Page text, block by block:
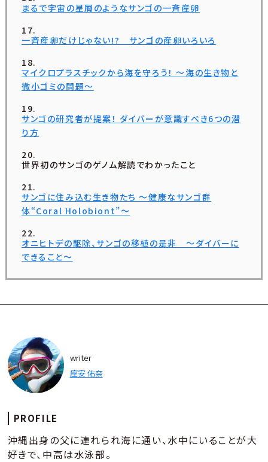
まるで宇宙の星屑のようなサンゴの一斉産卵
一斉産卵だけじゃない!? サンゴの産卵いろいろ
マイクロプラスチックから海を守ろう！ ～海の生き物と
微小ゴミの問題～
サンゴの研究者が提案！ ダイバーが意識すべき6つの潜
り方
世界初のサンゴのゲノム解読でわかったこと
サンゴに住み込む生き物たち ～健康なサンゴ群
体“Coral Holobiont”～
オニヒトデの駆除、サンゴの移植の是非 ～ダイバーに
できること～
writer
座安 佑奈
PROFILE
沖縄出身の父に連れられ海に通い、水中にいることが大
好きで、中高は水泳部。